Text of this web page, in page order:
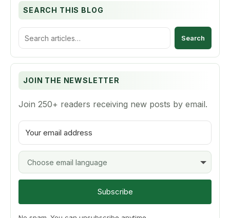
SEARCH THIS BLOG
S
r
c
h
s
l
o
JOIN THE NEWSLETTER
Join 250+ readers receiving new posts by email.
Subscribe